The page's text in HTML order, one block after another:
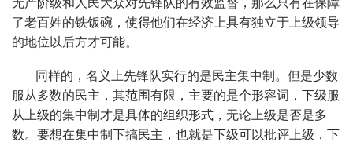
了老百姓的铁饭碗，使得他们在经济上具有独立于上级领导
的地位以后方才可能。
同样的，名义上先锋队实行的是民主集中制。但是少数
服从多数的民主，其范围有限，主要的是个形容词，下级服
从上级的集中制才是具体的组织形式，无论上级是否是多
数。要想在集中制下搞民主，也就是下级可以批评上级，下